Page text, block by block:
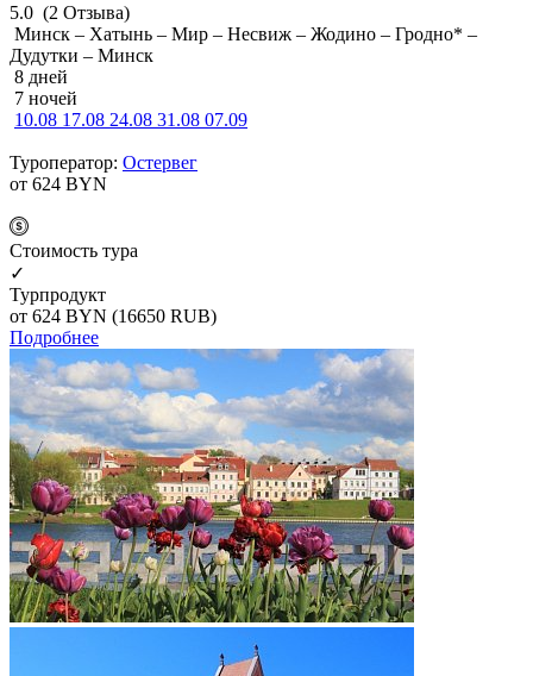
5.0 (2 Отзыва)
Минск – Хатынь – Мир – Несвиж – Жодино – Гродно* –
Дудутки – Минск
8 дней
7 ночей
10.08 17.08 24.08 31.08 07.09
Туроператор: Остервег
от 624 BYN
Cтоимость тура
✓
Турпродукт
от 624 BYN (16650 RUB)
Подробнее